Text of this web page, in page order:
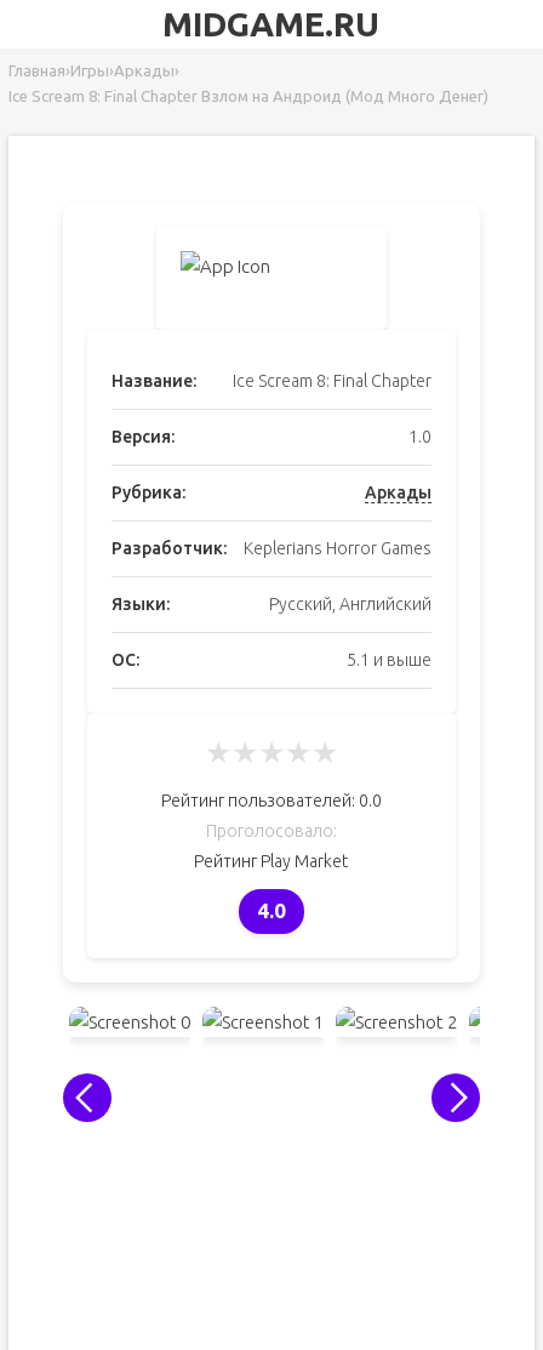
MIDGAME.RU
Главная›Игры›Аркады›
Ice Scream 8: Final Chapter Взлом на Андроид (Мод Много Денег)
Название: Ice Scream 8: Final Chapter
Версия: 1.0
Рубрика: Аркады
Разработчик: Keplerians Horror Games
Языки: Русский, Английский
ОС: 5.1 и выше
★★★★★
Рейтинг пользователей: 0.0
Проголосовало:
Рейтинг Play Market
4.0